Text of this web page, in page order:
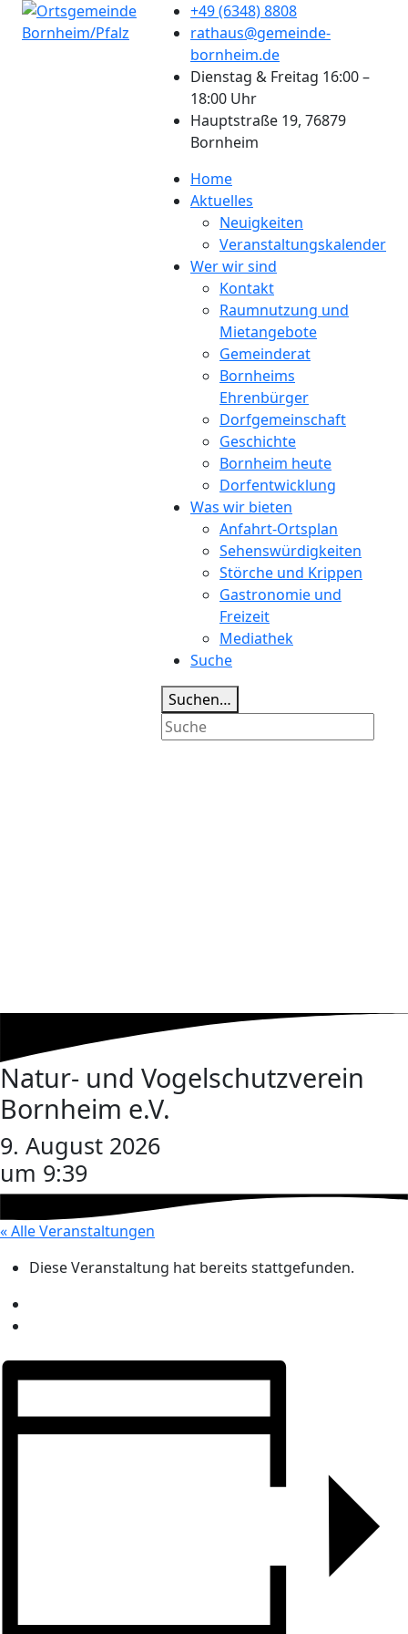
+49 (6348) 8808
rathaus@gemeinde-
bornheim.de
Dienstag & Freitag 16:00 –
18:00 Uhr
Hauptstraße 19, 76879
Bornheim
Home
Aktuelles
Neuigkeiten
Veranstaltungskalender
Wer wir sind
Kontakt
Raumnutzung und
Mietangebote
Gemeinderat
Bornheims
Ehrenbürger
Dorfgemeinschaft
Geschichte
Bornheim heute
Dorfentwicklung
Was wir bieten
Anfahrt-Ortsplan
Sehenswürdigkeiten
Störche und Krippen
Gastronomie und
Freizeit
Mediathek
Suche
Suchen…
Natur- und Vogelschutzverein
Bornheim e.V.
9. August 2026
um 9:39
« Alle Veranstaltungen
Diese Veranstaltung hat bereits stattgefunden.